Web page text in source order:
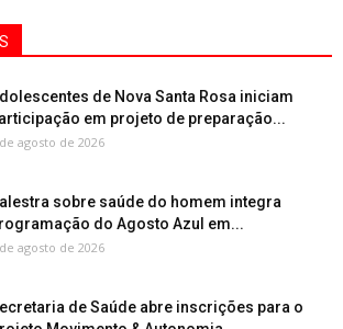
de Nova Santa Rosa iniciam
em projeto de preparação...
agosto de 2026
sobre saúde do homem integra
do Agosto Azul em...
agosto de 2026
de Saúde abre inscrições para o